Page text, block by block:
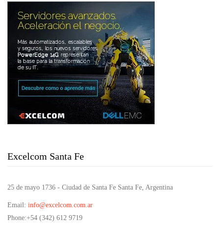
Excelcom Santa Fe
25 de mayo 1736 - Ciudad de Santa Fe Santa Fe, Argentina
Email : info@excelcom.com.ar
Phone:+54 (342) 612 9719